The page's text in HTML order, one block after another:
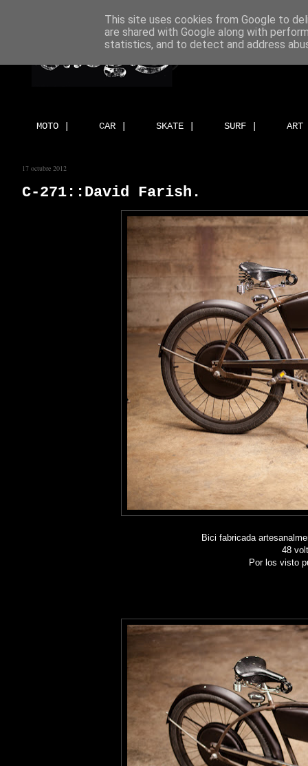
MOTO | CAR | SKATE | SURF |
17 octubre 2012
C-271::David Farish.
Bici fabricada
48
Por los visto
This site uses cookies from Google to
are shared with Google along with
statistics, and to detect and address